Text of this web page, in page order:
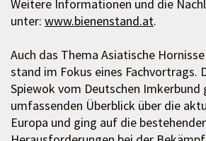
Weitere Informationen und die
unter: www.bienenstand.at.
Auch das Thema Asiatische
stand im Fokus eines Fachvortrags.
Spiewok vom Deutschen Imkerbund
umfassenden Überblick über die
Europa und ging auf die